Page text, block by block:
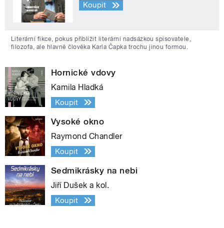
Koupit
Literární fikce, pokus přiblížit literární nadsázkou spisovatele,
filozofa, ale hlavně člověka Karla Čapka trochu jinou formou.
Hornické vdovy
Kamila Hladká
Koupit
Vysoké okno
Raymond Chandler
Koupit
Sedmikrásky na nebi
Jiří Dušek a kol.
Koupit